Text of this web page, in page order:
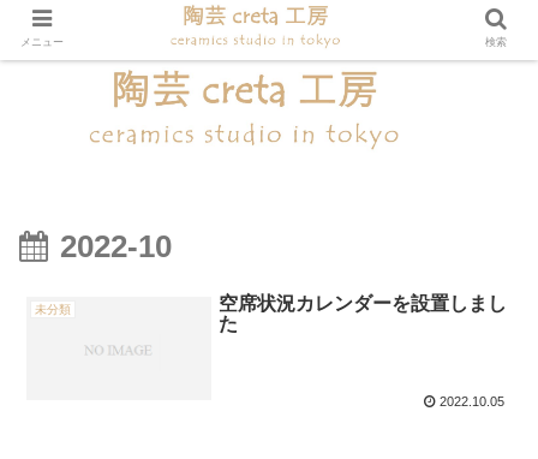
2022-10
未分類
空席状況カレンダーを設置しまし
た
2022.10.05
メニュー 検索